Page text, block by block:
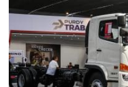
aspectos
debe
considerar
para
adquirir
su